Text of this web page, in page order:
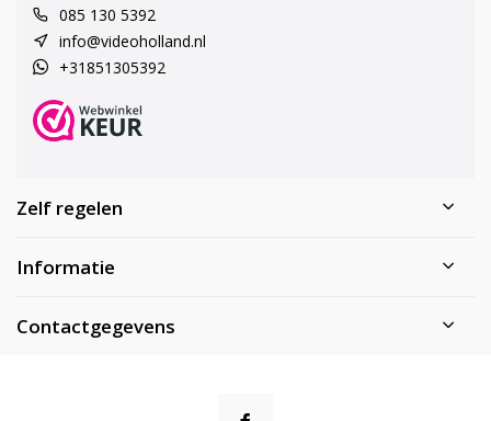
085 130 5392
info@videoholland.nl
+31851305392
Zelf regelen
Informatie
Contactgegevens